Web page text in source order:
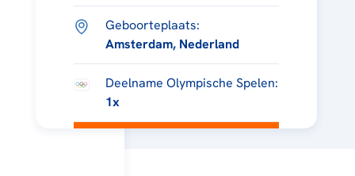
Geboorteplaats:
Amsterdam, Nederland
Deelname Olympische Spelen:
1x